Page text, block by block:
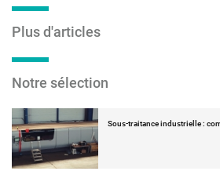
Plus d'articles
Notre sélection
Sous-traitance industrielle :